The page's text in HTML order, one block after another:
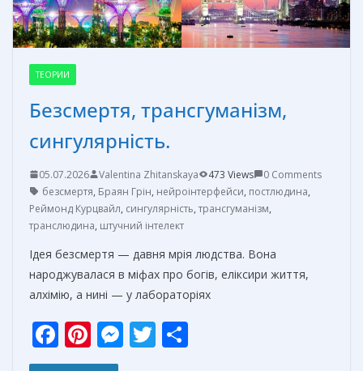
ТЕОРИИ
Безсмертя, трансгуманізм,
сингулярність.
05.07.2026 Valentina Zhitanskaya 473 Views
0 Comments
безсмертя, Браян Грін, нейроінтерфейси, постлюдина,
Реймонд Курцвайл, сингулярність, трансгуманізм,
транслюдина, штучний інтелект
Ідея безсмертя — давня мрія людства. Вона
народжувалася в міфах про богів, еліксири життя,
алхімію, а нині — у лабораторіях
F
ac
Pi
nt
M T